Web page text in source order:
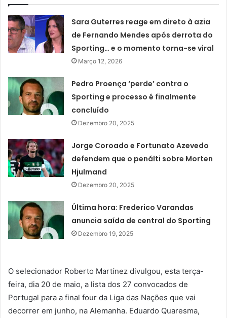
Sara Guterres reage em direto à azia
de Fernando Mendes após derrota do
Sporting… e o momento torna-se viral
Março 12, 2026
Pedro Proença ‘perde’ contra o
Sporting e processo é finalmente
concluído
Dezembro 20, 2025
Jorge Coroado e Fortunato Azevedo
defendem que o penálti sobre Morten
Hjulmand
Dezembro 20, 2025
Última hora: Frederico Varandas
anuncia saída de central do Sporting
Dezembro 19, 2025
O selecionador Roberto Martínez divulgou, esta terça-
feira, dia 20 de maio, a lista dos 27 convocados de
Portugal para a final four da Liga das Nações que vai
decorrer em junho, na Alemanha. Eduardo Quaresma,